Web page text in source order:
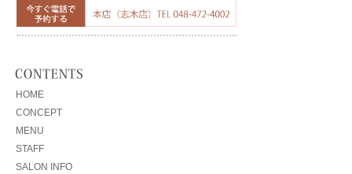
HOME
CONCEPT
MENU
STAFF
SALON INFO